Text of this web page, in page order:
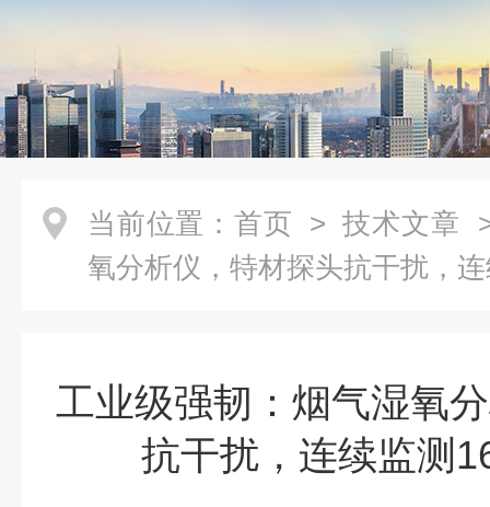
当前位置： 首页 > 技术文章
氧分析仪，特材探头抗干扰，
工业级强韧：烟气湿氧
抗干扰，连续监测